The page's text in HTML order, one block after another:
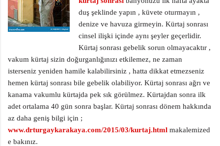
duş şeklinde yapın , küvete oturmayın ,
denize ve havuza girmeyin. Kürtaj sonrası
cinsel ilişki içinde aynı şeyler geçerlidir.
Kürtaj sonrası gebelik sorun olmayacaktır ,
vakum kürtaj sizin doğurganlığınızı etkilemez, ne zaman
isterseniz yeniden hamile kalabilirsiniz , hatta dikkat etmezseniz
hemen kürtaj sonrası bile gebelik olabiliyor. Kürtaj sonrası ağrı ve
kanama vakumlu kürtajda pek sık görülmez. Kürtajdan sonra ilk
adet ortalama 40 gün sonra başlar. Kürtaj sonrası dönem hakkında
az daha geniş bilgi için ;
www.drturgaykarakaya.com/2015/03/kurtaj.html makalemized
e bakınız.